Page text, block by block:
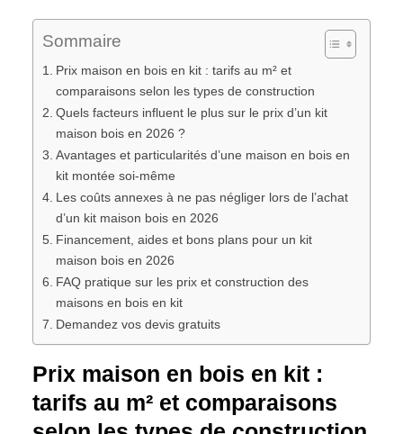
Sommaire
Prix maison en bois en kit : tarifs au m² et
comparaisons selon les types de construction
Quels facteurs influent le plus sur le prix d’un kit
maison bois en 2026 ?
Avantages et particularités d’une maison en bois en
kit montée soi-même
Les coûts annexes à ne pas négliger lors de l’achat
d’un kit maison bois en 2026
Financement, aides et bons plans pour un kit
maison bois en 2026
FAQ pratique sur les prix et construction des
maisons en bois en kit
Demandez vos devis gratuits
Prix maison en bois en kit :
tarifs au m² et comparaisons